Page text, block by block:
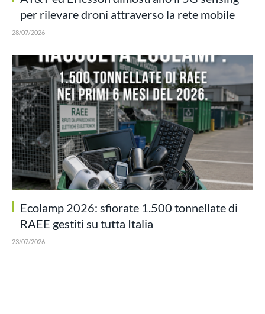
per rilevare droni attraverso la rete mobile
28/07/2026
Ecolamp 2026: sfiorate 1.500 tonnellate di
RAEE gestiti su tutta Italia
23/07/2026